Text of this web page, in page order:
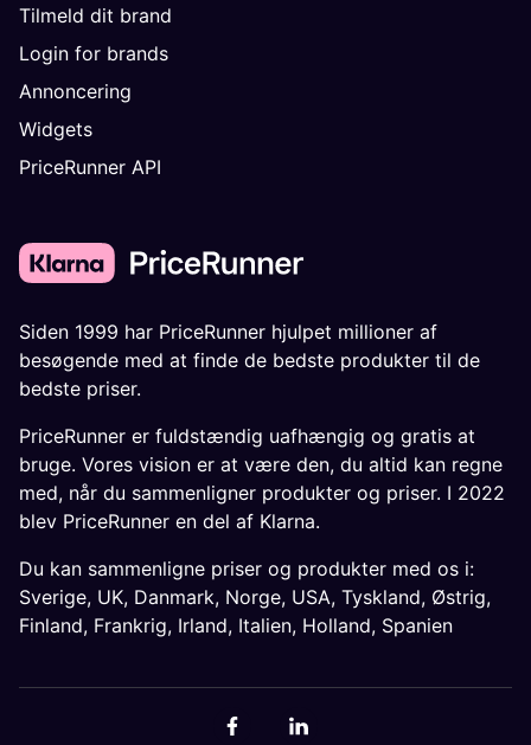
Tilmeld dit brand
Login for brands
Annoncering
Widgets
PriceRunner API
Siden 1999 har PriceRunner hjulpet millioner af
besøgende med at finde de bedste produkter til de
bedste priser.
PriceRunner er fuldstændig uafhængig og gratis at
bruge. Vores vision er at være den, du altid kan regne
med, når du sammenligner produkter og priser. I 2022
blev PriceRunner en del af Klarna.
Du kan sammenligne priser og produkter med os i:
Sverige, UK, Danmark, Norge, USA, Tyskland, Østrig,
Finland, Frankrig, Irland, Italien, Holland, Spanien